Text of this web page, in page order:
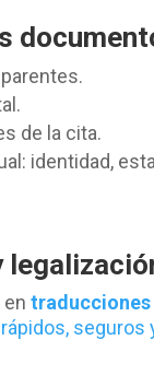
de la cita.
identidad,